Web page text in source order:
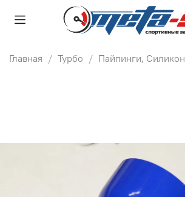
Главная Турбо Пайпинги, Силикон